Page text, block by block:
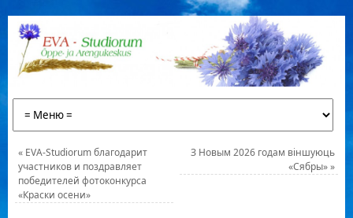
«EVA-Studiorum благодарит
участников и поздравляет
победителей фотоконкурса
«Краски осени»
З Новым 2026 годам вiншуюць
«Сябры»»